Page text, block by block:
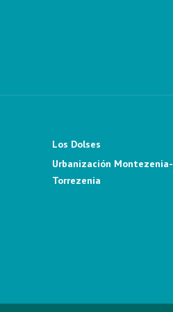
Los Dolses
Urbanización Montezenia-
Torrezenia